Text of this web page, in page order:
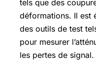
tels que des
déformations. Il est
des outils de test
pour mesurer
les pertes de signal.